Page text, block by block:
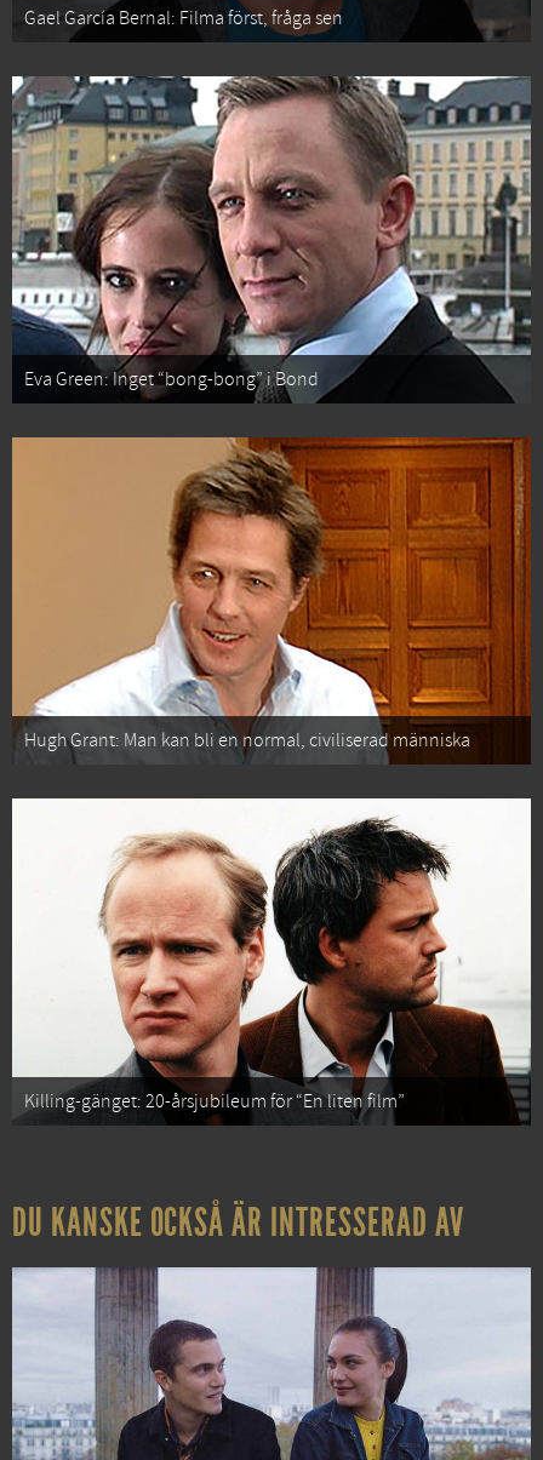
Gael García Bernal: Filma först, fråga sen
Eva Green: Inget “bong-bong” i Bond
Hugh Grant: Man kan bli en normal, civiliserad människa
Killing-gänget: 20-årsjubileum för “En liten film”
DU KANSKE OCKSÅ ÄR INTRESSERAD AV